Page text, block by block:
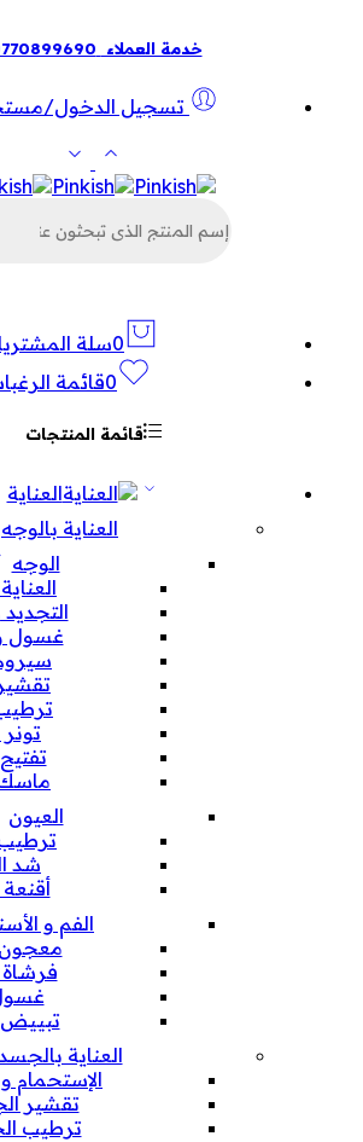
خدمة العملاء
تسجيل الدخول/
عن
0سلة
0قائمة
قائمة المنتجات
العناية
العناية بالوجه
الوجه
التجديد
غسول
ماسك
العيون
شد
الفم و
معجون
فرشاة
تبييض
العناية
الإستحمام
تقشير
ترطيب